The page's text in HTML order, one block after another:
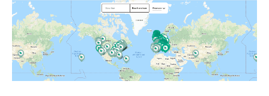
Londres
Manchester
SCOTLAND
Edinburgh
WALES